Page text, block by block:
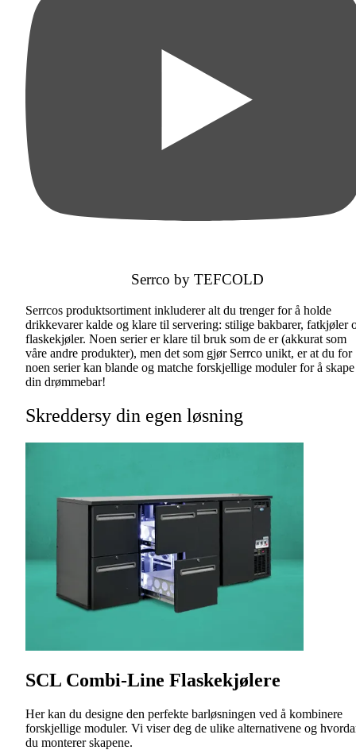
Serrco by TEFCOLD
Serrcos produktsortiment inkluderer alt du trenger for å holde
drikkevarer kalde og klare til servering: stilige bakbarer, fatkjøler
flaskekjøler. Noen serier er klare til bruk som de er (akkurat som
våre andre produkter), men det som gjør Serrco unikt, er at du for
noen serier kan blande og matche forskjellige moduler for å skape
din drømmebar!
Skreddersy din egen løsning
SCL Combi-Line Flaskekjølere
Her kan du designe den perfekte barløsningen ved å kombinere
forskjellige moduler. Vi viser deg de ulike alternativene og
du monterer skapene.